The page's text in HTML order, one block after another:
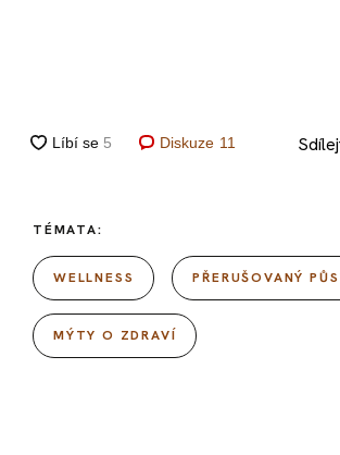
Diskuze 11
TÉMATA:
WELLNESS PŘERUŠOVANÝ
MÝTY O ZDRAVÍ